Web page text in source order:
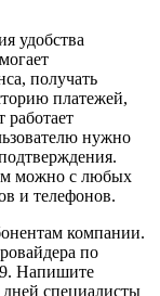
удобства
получать
платежей,
нужно
можно с любых
и телефонов.
компании.
по
Напишите
дней специалисты